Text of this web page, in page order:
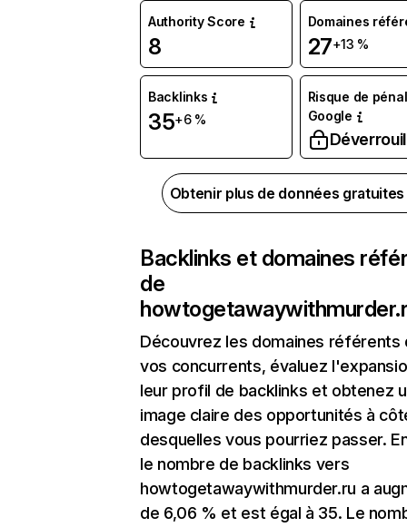
Authority Score
8
Domaines
27+13 %
Backlinks
35+6 %
Risque de
Google
Obtenir plus de données
Backlinks et domaines
de
Découvrez les domaines référents
vos concurrents, évaluez
leur profil de backlinks et obtenez
image claire des opportunités à
desquelles vous pourriez passer.
le nombre de backlinks vers
howtogetawaywithmurder.ru a
de 6,06 % et est égal à 35. Le